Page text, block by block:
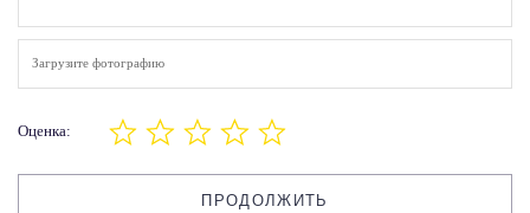
Загрузите фотографию
Оценка:
ПРОДОЛЖИТЬ